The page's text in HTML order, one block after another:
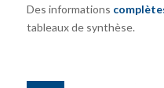
Des informations
tableaux de synthèse.